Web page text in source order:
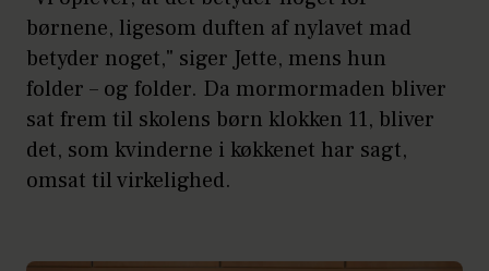
børnene, ligesom duften af nylavet mad
betyder noget," siger Jette, mens hun
folder – og folder. Da mormormaden bliver
sat frem til skolens børn klokken 11, bliver
det, som kvinderne i køkkenet har sagt,
omsat til virkelighed.